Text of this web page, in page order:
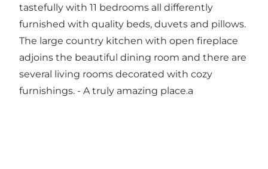
tastefully with 11 bedrooms all differently
furnished with quality beds, duvets and pillows.
The large country kitchen with open fireplace
adjoins the beautiful dining room and there are
several living rooms decorated with cozy
furnishings. - A truly amazing place.a